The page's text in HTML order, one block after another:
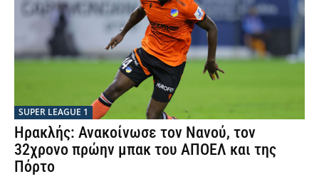
SUPER LEAGUE 1
Ηρακλής: Ανακοίνωσε τον Νανού, τον
32χρονο πρώην μπακ του ΑΠΟΕΛ και της
Πόρτο